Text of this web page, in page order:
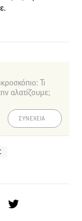
Τι
αλατίζουμε;
ΣΥΝΕΧΕΙΑ